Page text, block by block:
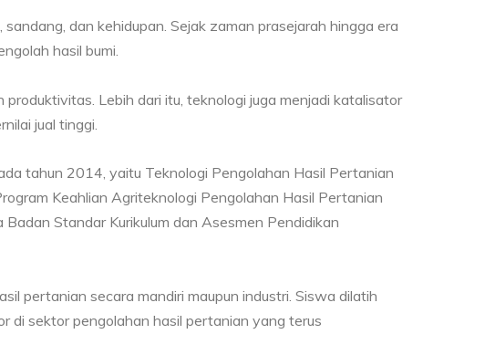
dan kehidupan. Sejak zaman prasejarah hingga era
hasil bumi.
Lebih dari itu, teknologi juga menjadi katalisator
jual tinggi.
tahun 2014, yaitu Teknologi Pengolahan Hasil Pertanian
Keahlian Agriteknologi Pengolahan Hasil Pertanian
Standar Kurikulum dan Asesmen Pendidikan
pertanian secara mandiri maupun industri. Siswa dilatih
di sektor pengolahan hasil pertanian yang terus